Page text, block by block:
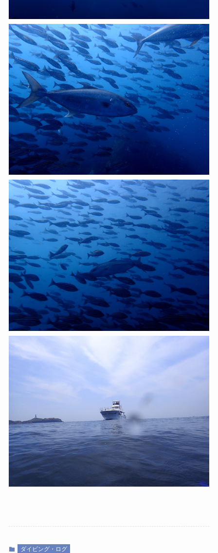
ダイビング・ログ